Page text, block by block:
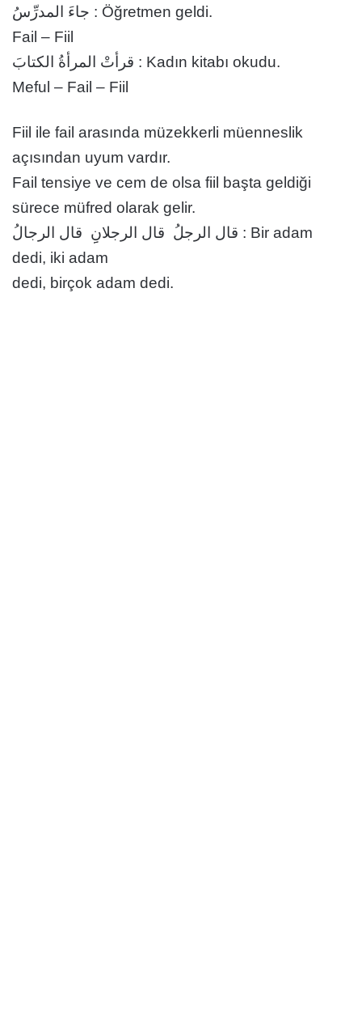
جاءَ المدرِّسُ : Öğretmen geldi.
Fail – Fiil
قرأتْ المرأةُ الكتابَ : Kadın kitabı okudu.
Meful – Fail – Fiil
Fiil ile fail arasında müzekkerli müenneslik
açısından uyum vardır.
Fail tensiye ve cem de olsa fiil başta geldiği
sürece müfred olarak gelir.
قال الرجلُ قال الرجلانِِ قال الرجالُ : Bir adam
dedi, iki adam
dedi, birçok adam dedi.